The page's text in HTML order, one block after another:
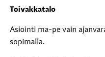
Toivakkatalo
Asiointi ma-pe vain
sopimalla.